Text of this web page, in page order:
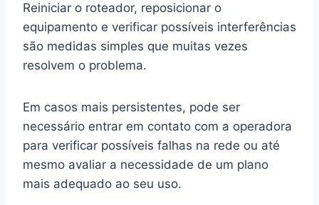
Reiniciar o roteador, reposicionar o
equipamento e verificar possíveis interferências
são medidas simples que muitas vezes
resolvem o problema.
Em casos mais persistentes, pode ser
necessário entrar em contato com a operadora
para verificar possíveis falhas na rede ou até
mesmo avaliar a necessidade de um plano
mais adequado ao seu uso.